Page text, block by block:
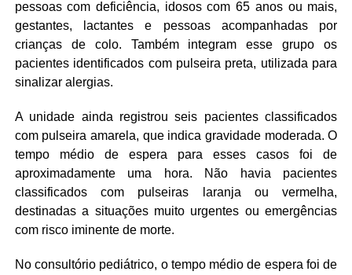
pessoas com deficiência, idosos com 65 anos ou mais,
gestantes, lactantes e pessoas acompanhadas por
crianças de colo. Também integram esse grupo os
pacientes identificados com pulseira preta, utilizada para
sinalizar alergias.
A unidade ainda registrou seis pacientes classificados
com pulseira amarela, que indica gravidade moderada. O
tempo médio de espera para esses casos foi de
aproximadamente uma hora. Não havia pacientes
classificados com pulseiras laranja ou vermelha,
destinadas a situações muito urgentes ou emergências
com risco iminente de morte.
No consultório pediátrico, o tempo médio de espera foi de